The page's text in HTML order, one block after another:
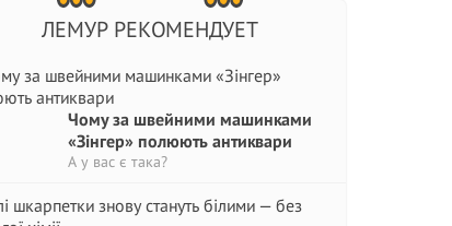
ЛЕМУР РЕКОМЕНДУЕТ
Чому за швейними машинками
«Зінгер» полюють антиквари
А у вас є така?